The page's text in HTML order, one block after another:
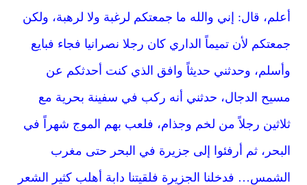
أعلم، قال: إني والله ما جمعتكم لرغبة ولا لرهبة، ولكن
جمعتكم لأن تميماً الداري كان رجلا نصرانيا فجاء فبايع
وأسلم، وحدثني حديثاً وافق الذي كنت أحدثكم عن
مسيح الدجال، حدثني أنه ركب في سفينة بحرية مع
ثلاثين رجلاً من لخم وجذام، فلعب بهم الموج شهراً في
البحر، ثم أرفئوا إلى جزيرة في البحر حتى مغرب
الشمس… فدخلنا الجزيرة فلقيتنا دابة أهلب كثير الشعر